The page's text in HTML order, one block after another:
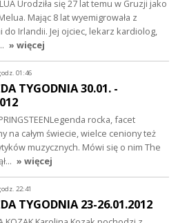
Urodziła się 27 lat temu w Gruzji jako
Mając 8 lat wyemigrowała z
do Irlandii. Jej ojciec, lekarz kardiolog,
» więcej
01:46
TYGODNIA 30.01. -
rocka, facet
na całym świecie, wielce ceniony też
muzycznych. Mówi się o nim The
» więcej
22:41
TYGODNIA 23-26.01.2012